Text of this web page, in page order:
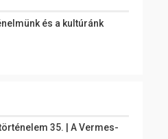
és a kultúránk
35. | A Vermes-